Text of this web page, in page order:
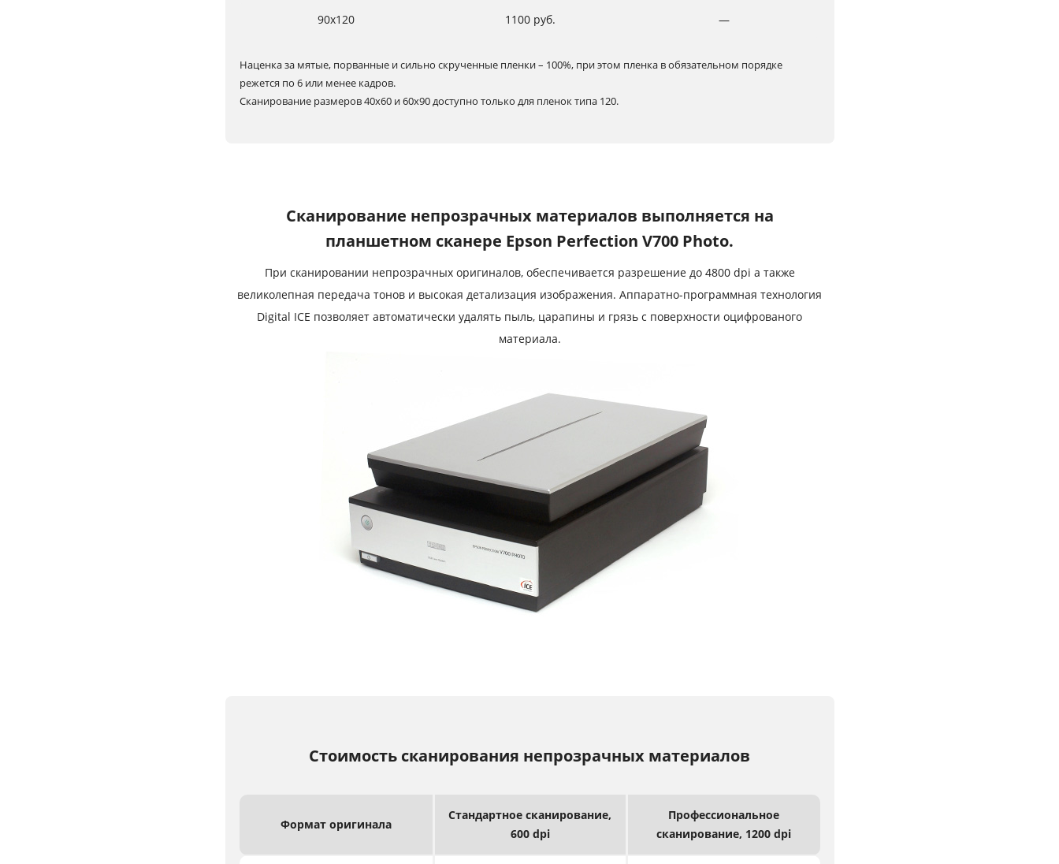
90х120 1100 руб. ―
Наценка за мятые, порванные и сильно скрученные пленки – 100%, при этом пленка в обязательном порядке
режется по 6 или менее кадров.
Сканирование размеров 40х60 и 60х90 доступно только для пленок типа 120.
Сканирование непрозрачных материалов выполняется на
планшетном сканере Epson Perfection V700 Photo.
При сканировании непрозрачных оригиналов, обеспечивается разрешение до 4800 dpi а также
великолепная передача тонов и высокая детализация изображения. Аппаратно-программная технология
Digital ICE позволяет автоматически удалять пыль, царапины и грязь с поверхности оцифрованого
материала.
Стоимость сканирования непрозрачных материалов
Формат оригинала
Стандартное сканирование,
600 dpi
Профессиональное
сканирование, 1200 dpi